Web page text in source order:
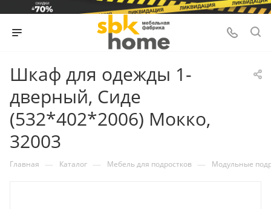
Шкаф для одежды 1-
дверный, Сиде
(532*402*2006) Мокко,
32003
Главная — Каталог — Мебель для подростков — Модульные